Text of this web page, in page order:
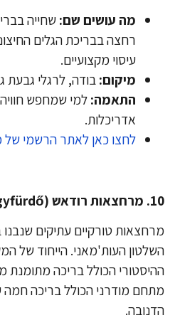
מה עושים שם:שחייה
רחצה בבריכת הגלים החיצונית
עיסוי מקצועיים.
מיקום:בודה, לרגלי גבעת
התאמה:למי שמחפש חוויה
אדריכלות.
לחצו כאן לאתר הרשמי של
העות'מאני. הייחוד של
הכולל בריכה מתומנת
מודרני הכולל בריכה חמה